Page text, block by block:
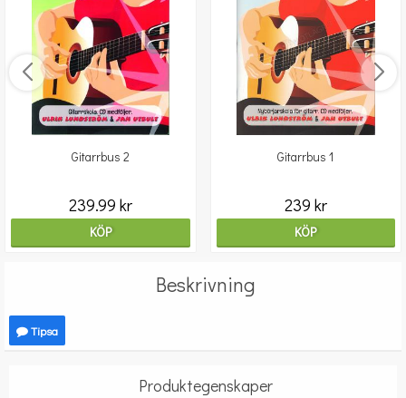
Gitarrbus 2
239.99 kr
KÖP
Gitarrbus 1
239 kr
KÖP
Beskrivning
Tipsa
Produktegenskaper